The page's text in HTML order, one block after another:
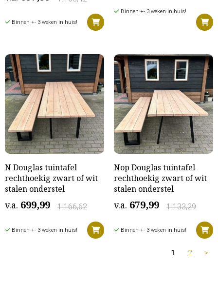
Binnen +- 3 weken in huis!
Binnen +- 3 weken in huis!
N Douglas tuintafel
rechthoekig zwart of wit
stalen onderstel
v.a. 1.166,62
699,99
Binnen +- 3 weken in huis!
Nop Douglas tuintafel
rechthoekig zwart of wit
stalen onderstel
v.a. 1.133,29
679,99
Binnen +- 3 weken in huis!
1 2 >